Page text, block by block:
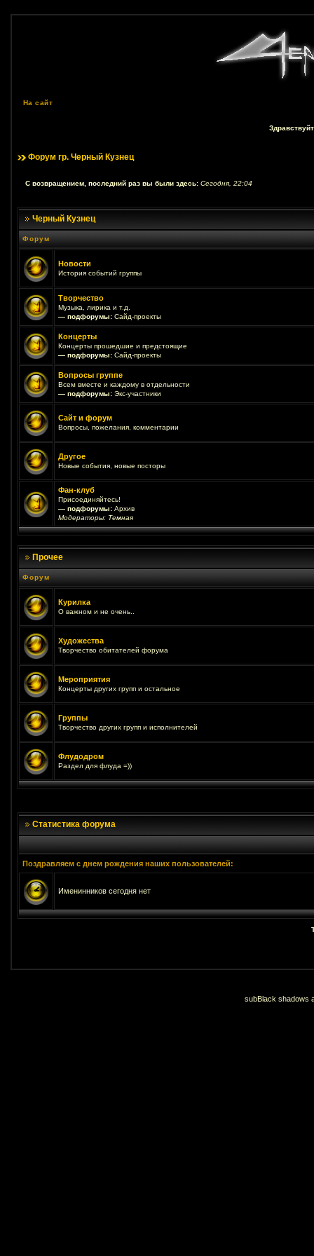
На сайт
Форум гр. Черный Кузнец
С возвращением, последний раз вы были здесь: Сегодня, 22:04
Черный Кузнец
Форум
Новости
История событий группы
Творчество
Музыка, лирика и т.д.
— подфорумы: Сайд-проекты
Концерты
Концерты прошедшие и предстоящие
— подфорумы: Сайд-проекты
Вопросы группе
Всем вместе и каждому в отдельности
— подфорумы: Экс-участники
Сайт и форум
Вопросы, пожелания, комментарии
Другое
Новые события, новые посторы
Фан-клуб
Присоединяйтесь!
— подфорумы: Архив
Модераторы: Темная
Прочее
Форум
Курилка
О важном и не очень..
Художества
Творчество обитателей форума
Мероприятия
Концерты других групп и остальное
Группы
Творчество других групп и исполнителей
Флудодром
Раздел для флуда =))
Статистика форума
Поздравляем с днем рождения наших пользователей:
Именинников сегодня нет
subBlack shadows